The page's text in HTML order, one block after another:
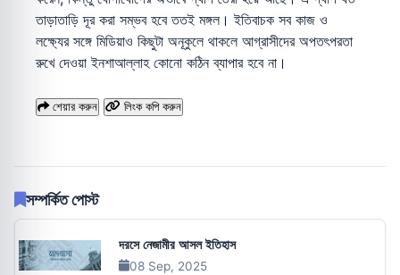
তাড়াতাড়ি দূর করা সম্ভব হবে ততই মঙ্গল। ইতিবাচক সব কাজ ও
লক্ষ্যের সঙ্গে মিডিয়াও কিছুটা অনূকুলে থাকলে আগ্রাসীদের অপতৎপরতা
রুখে দেওয়া ইনশাআল্লাহ কোনো কঠিন ব্যাপার হবে না।
শেয়ার করুন লিংক কপি করুন
সম্পর্কিত পোস্ট
দরসে নেজামীর আসল ইতিহাস
08 Sep, 2025